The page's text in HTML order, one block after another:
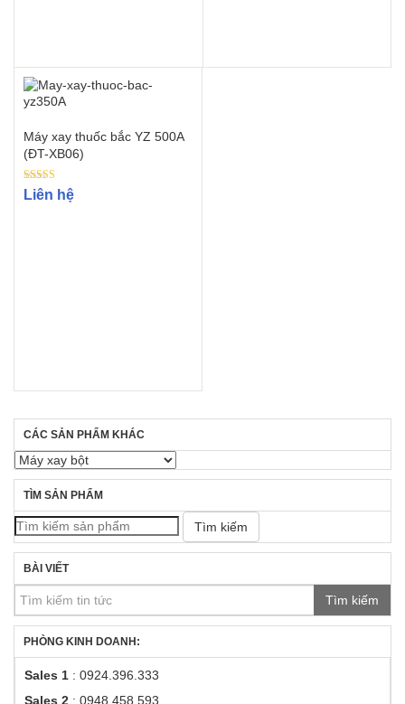
Máy xay thuốc bắc YZ 500A
(ĐT-XB06)
Rated
4.67
Liên hệ
CÁC SẢN PHẨM KHÁC
TÌM SẢN PHẨM
Tìm kiếm
BÀI VIẾT
Tìm kiếm
PHÒNG KINH DOANH:
Sales 1 : 0924.396.333
Sales 2 : 0948.458.593